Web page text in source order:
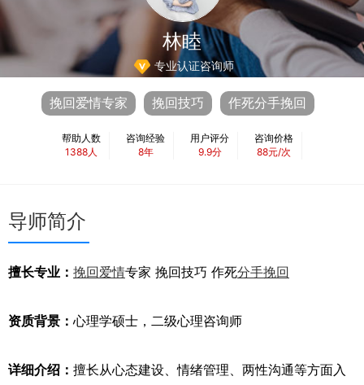
林睦
专业认证咨询师
挽回爱情专家 挽回技巧 作死分手挽回
帮助人数
1388人
咨询经验
8年
用户评分
9.9分
咨询价格
88元/次
导师简介
擅长专业： 挽回爱情专家 挽回技巧 作死分手挽回
资质背景： 心理学硕士，二级心理咨询师
详细介绍： 擅长从心态建设、情绪管理、两性沟通等方面入